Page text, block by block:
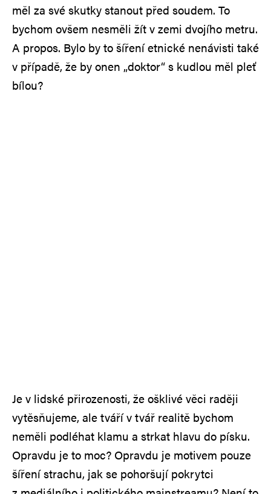
měl za své skutky stanout před soudem. To
bychom ovšem nesměli žít v zemi dvojího metru.
A propos. Bylo by to šíření etnické nenávisti také
v případě, že by onen „doktor“ s kudlou měl pleť
bílou?
Je v lidské přirozenosti, že ošklivé věci raději
vytěsňujeme, ale tváří v tvář realitě bychom
neměli podléhat klamu a strkat hlavu do písku.
Opravdu je to moc? Opravdu je motivem pouze
šíření strachu, jak se pohoršují pokrytci